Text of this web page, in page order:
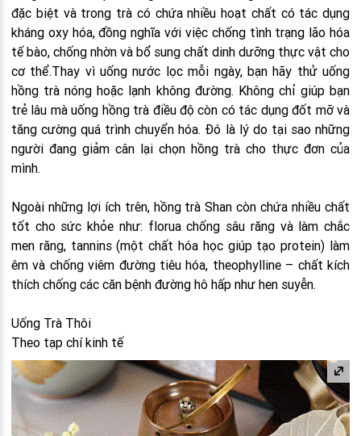
đặc biệt và trong trà có chứa nhiều hoạt chất có tác dụng
kháng oxy hóa, đồng nghĩa với việc chống tình trạng lão hóa
tế bào, chống nhờn và bổ sung chất dinh dưỡng thực vật cho
cơ thể.Thay vì uống nước lọc mỗi ngày, bạn hãy thử uống
hồng trà nóng hoặc lạnh không đường. Không chỉ giúp bạn
trẻ lâu mà uống hồng trà điều độ còn có tác dụng đốt mỡ và
tăng cường quá trình chuyển hóa. Đó là lý do tại sao những
người đang giảm cân lại chọn hồng trà cho thực đơn của
mình.
Ngoài những lợi ích trên, hồng trà Shan còn chứa nhiều chất
tốt cho sức khỏe như: florua chống sâu răng và làm chắc
men răng, tannins (một chất hóa học giúp tạo protein) làm
êm và chống viêm đường tiêu hóa, theophylline – chất kích
thích chống các căn bệnh đường hô hấp như hen suyễn.
Uống Trà Thôi
Theo tạp chí kinh tế